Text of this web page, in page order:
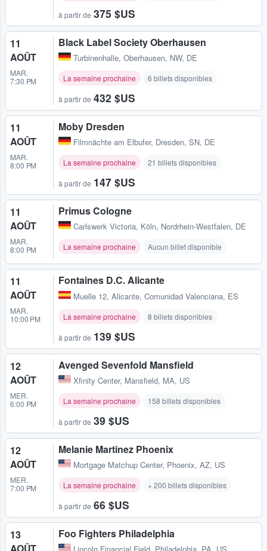
à partir de 375 $US
11
AOÛT
MAR.
7:30 PM
Black Label Society Oberhausen
Turbinenhalle, Oberhausen, NW, DE
La semaine prochaine 6 billets disponibles
à partir de 432 $US
11
AOÛT
MAR.
8:00 PM
Moby Dresden
Filmnächte am Elbufer, Dresden, SN, DE
La semaine prochaine 21 billets disponibles
à partir de 147 $US
11
AOÛT
MAR.
8:00 PM
Primus Cologne
Carlswerk Victoria, Köln, Nordrhein-Westfalen, DE
La semaine prochaine Aucun billet disponible
11
AOÛT
MAR.
10:00 PM
Fontaines D.C. Alicante
Muelle 12, Alicante, Comunidad Valenciana, ES
La semaine prochaine 8 billets disponibles
à partir de 139 $US
12
AOÛT
MER.
6:00 PM
Avenged Sevenfold Mansfield
Xfinity Center, Mansfield, MA, US
La semaine prochaine 158 billets disponibles
à partir de 39 $US
12
AOÛT
MER.
7:00 PM
Melanie Martinez Phoenix
Mortgage Matchup Center, Phoenix, AZ, US
La semaine prochaine + 200 billets disponibles
à partir de 66 $US
13
AOÛT
Foo Fighters Philadelphia